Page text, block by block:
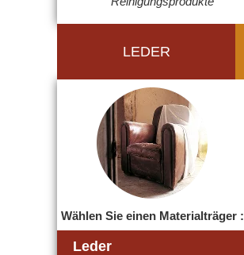
LEDER
Wählen Sie einen Materialträger :
Leder